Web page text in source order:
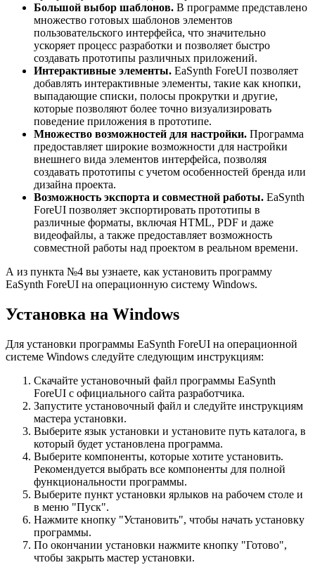
Большой выбор шаблонов. В программе представлено
множество готовых шаблонов элементов
пользовательского интерфейса, что значительно
ускоряет процесс разработки и позволяет быстро
создавать прототипы различных приложений.
Интерактивные элементы. EaSynth ForeUI позволяет
добавлять интерактивные элементы, такие как кнопки,
выпадающие списки, полосы прокрутки и другие,
которые позволяют более точно визуализировать
поведение приложения в прототипе.
Множество возможностей для настройки. Программа
предоставляет широкие возможности для настройки
внешнего вида элементов интерфейса, позволяя
создавать прототипы с учетом особенностей бренда или
дизайна проекта.
Возможность экспорта и совместной работы. EaSynth
ForeUI позволяет экспортировать прототипы в
различные форматы, включая HTML, PDF и даже
видеофайлы, а также предоставляет возможность
совместной работы над проектом в реальном времени.
А из пункта №4 вы узнаете, как установить программу
EaSynth ForeUI на операционную систему Windows.
Установка на Windows
Для установки программы EaSynth ForeUI на операционной
системе Windows следуйте следующим инструкциям:
Скачайте установочный файл программы EaSynth
ForeUI с официального сайта разработчика.
Запустите установочный файл и следуйте инструкциям
мастера установки.
Выберите язык установки и установите путь каталога, в
который будет установлена программа.
Выберите компоненты, которые хотите установить.
Рекомендуется выбрать все компоненты для полной
функциональности программы.
Выберите пункт установки ярлыков на рабочем столе и
в меню "Пуск".
Нажмите кнопку "Установить", чтобы начать установку
программы.
По окончании установки нажмите кнопку "Готово",
чтобы закрыть мастер установки.